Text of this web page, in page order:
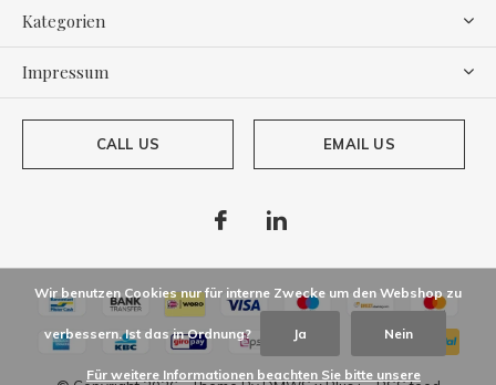
Kategorien
Impressum
CALL US EMAIL US
Wir benutzen Cookies nur für interne Zwecke um den Webshop zu
verbessern. Ist das in Ordnung? Ja Nein
Für weitere Informationen beachten Sie bitte unsere